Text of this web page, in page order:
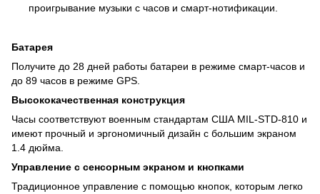
проигрывание музыки с часов и смарт-нотификации.
Батарея
Получите до 28 дней работы батареи в режиме смарт-часов и
до 89 часов в режиме GPS.
Высококачественная конструкция
Часы соответствуют военным стандартам США MIL-STD-810 и
имеют прочный и эргономичный дизайн с большим экраном
1.4 дюйма.
Управление с сенсорным экраном и кнопками
Традиционное управление с помощью кнопок, которым легко